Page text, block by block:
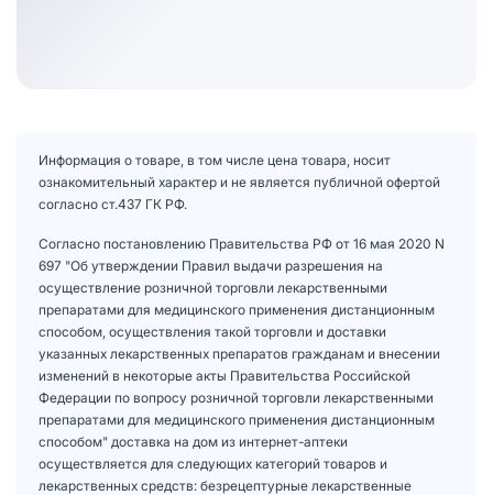
Информация о товаре, в том числе цена товара, носит
ознакомительный характер и не является публичной офертой
согласно ст.437 ГК РФ.
Согласно постановлению Правительства РФ от 16 мая 2020 N
697 "Об утверждении Правил выдачи разрешения на
осуществление розничной торговли лекарственными
препаратами для медицинского применения дистанционным
способом, осуществления такой торговли и доставки
указанных лекарственных препаратов гражданам и внесении
изменений в некоторые акты Правительства Российской
Федерации по вопросу розничной торговли лекарственными
препаратами для медицинского применения дистанционным
способом" доставка на дом из интернет-аптеки
осуществляется для следующих категорий товаров и
лекарственных средств: безрецептурные лекарственные